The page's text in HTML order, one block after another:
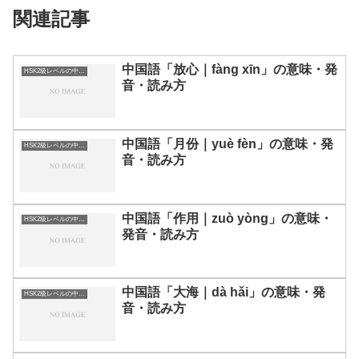
関連記事
中国語「放心｜fàng xīn」の意味・発
音・読み方
中国語「月份｜yuè fèn」の意味・発
音・読み方
HSK2級レベルの中国語
中国語「作用｜zuò yòng」の意味・
発音・読み方
HSK2級レベルの中国語
中国語「大海｜dà hǎi」の意味・発
音・読み方